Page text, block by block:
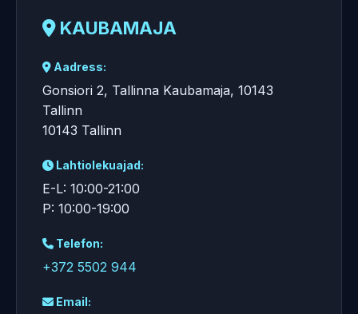
KAUBAMAJA
Aadress:
Gonsiori 2, Tallinna Kaubamaja, 10143
Tallinn
10143 Tallinn
Lahtiolekuajad:
E-L: 10:00-21:00
P: 10:00-19:00
Telefon:
+372 5502 944
Email: